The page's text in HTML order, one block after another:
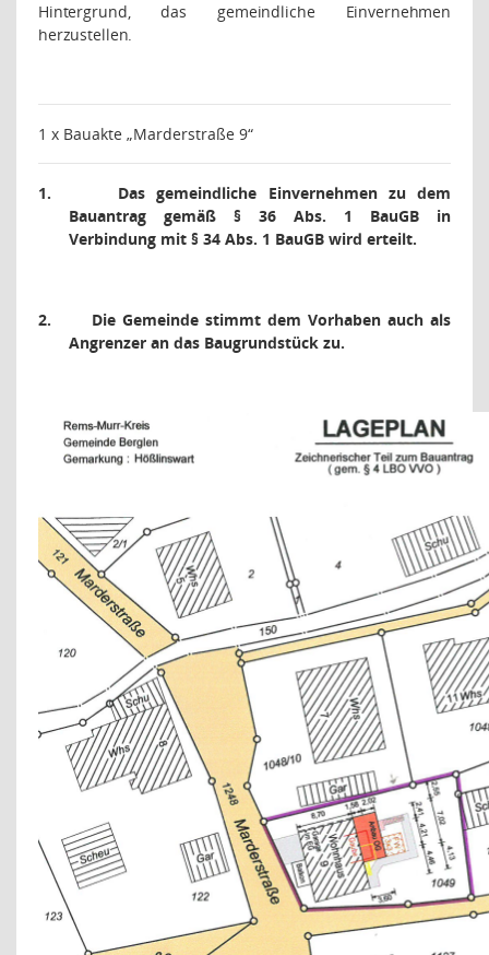
Hintergrund, das gemeindliche Einvernehmen
herzustellen.
1 x Bauakte „Marderstraße 9“
1.
Das gemeindliche Einvernehmen zu dem
Bauantrag gemäß § 36 Abs. 1 BauGB in
Verbindung mit § 34 Abs. 1 BauGB wird erteilt.
2.
Die Gemeinde stimmt dem Vorhaben auch als
Angrenzer an das Baugrundstück zu.